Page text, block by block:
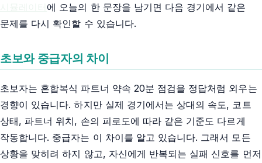
에 오늘의 한 문장을 남기면 다음 경기에서 같은
문제를 다시 확인할 수 있습니다.
초보와 중급자의 차이
초보자는 혼합복식 파트너 약속 20분 점검을 정답처럼 외우는
경향이 있습니다. 하지만 실제 경기에서는 상대의 속도, 코트
상태, 파트너 위치, 손의 피로도에 따라 같은 기준도 다르게
작동합니다. 중급자는 이 차이를 알고 있습니다. 그래서 모든
상황을 맞히려 하지 않고, 자신에게 반복되는 실패 신호를 먼저